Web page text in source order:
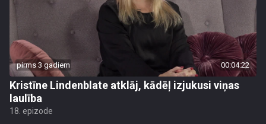
pirms 3 gadiem 00:04:22
Kristīne Lindenblate atklāj, kādēļ izjukusi viņas
laulība
18. epizode